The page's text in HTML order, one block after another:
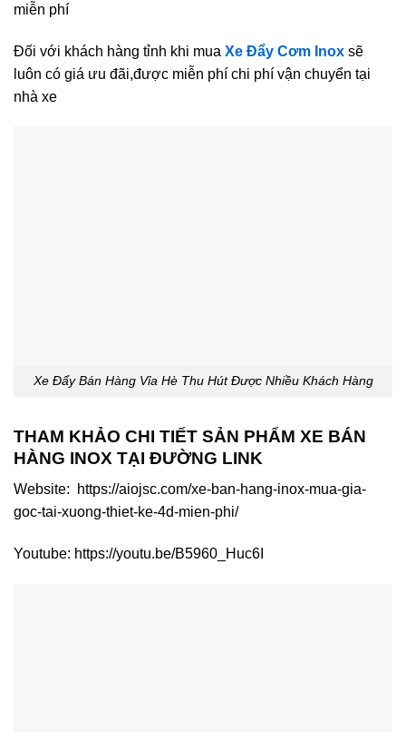
miễn phí
Đối với khách hàng tỉnh khi mua Xe Đẩy Cơm Inox sẽ
luôn có giá ưu đãi,được miễn phí chi phí vận chuyển tại
nhà xe
Xe Đẩy Bán Hàng Vỉa Hè Thu Hút Được Nhiều Khách Hàng
THAM KHẢO CHI TIẾT SẢN PHẨM XE BÁN
HÀNG INOX TẠI ĐƯỜNG LINK
Website: https://aiojsc.com/xe-ban-hang-inox-mua-gia-
goc-tai-xuong-thiet-ke-4d-mien-phi/
Youtube: https://youtu.be/B5960_Huc6I